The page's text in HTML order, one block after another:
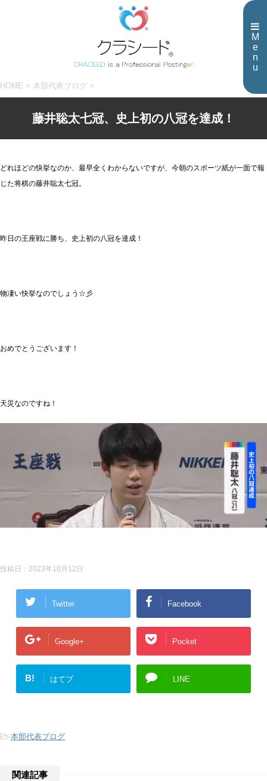
M
e
n
u
HOME > 本部代表ブログ >
藤井聡太七冠、史上初の八冠を達成！
どれほどの快挙なのか、最早全くわからないですが、今朝のスポーツ紙が一面で報
じた将棋の藤井聡太七冠。
昨日の王座戦に勝ち、史上初の八冠を達成！
物凄い快挙なのでしょう☆彡
おめでとうございます！
天災なのですね！
投稿日： 2023年10月12日
Twitter Facebook
Google+ Pocket
B! はてブ LINE
-本部代表ブログ
関連記事